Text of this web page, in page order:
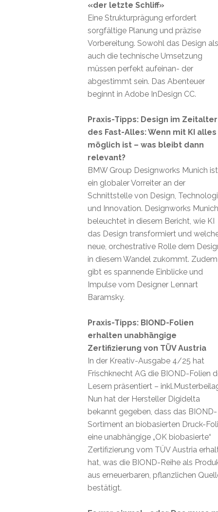
«der letzte Schliff»
Eine Strukturprägung erfordert
sorgfältige Planung und präzise
Vorbereitung. Sowohl das Design als
auch die technische Umsetzung
müssen perfekt aufeinan- der
abgestimmt sein. Das Abenteuer
beginnt in Adobe InDesign CC.
Praxis-Tipps: Design im Zeitalter
des Fast-Alles: Wenn mit KI alles
möglich ist – was bleibt dann
relevant?
BMW Group Designworks Munich ist
ein globaler Vorreiter an der
Schnittstelle von Design,
und Innovation. Designworks Munich
beleuchtet in diesem Bericht, wie KI
das Design transformiert und
neue, orchestrative Rolle dem
in diesem Wandel zukommt. Zudem
gibt es spannende Einblicke und
Impulse vom Designer Lennart
Baramsky.
Praxis-Tipps: BIOND-Folien
erhalten unabhängige
Zertifizierung von TÜV Austria
In der Kreativ-Ausgabe 4/25 hat
Frischknecht AG die BIOND-Folien
Lesern präsentiert –
Nun hat der Hersteller Digidelta
bekannt gegeben, dass das BIOND-
Sortiment an biobasierten Druck-
eine unabhängige „OK biobasierte“
Zertifizierung vom TÜV Austria
hat, was die BIOND-Reihe als
aus erneuerbaren, pflanzlichen
bestätigt.